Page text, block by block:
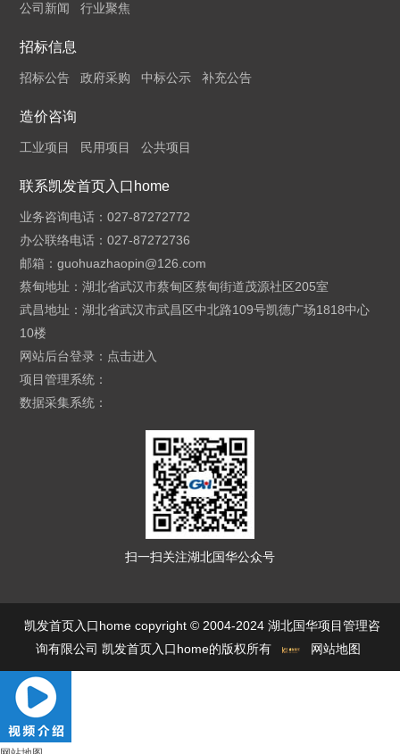
公司新闻 行业聚焦
招标信息
招标公告 政府采购 中标公示 补充公告
造价咨询
工业项目 民用项目 公共项目
联系凯发首页入口home
业务咨询电话：027-87272772
办公联络电话：027-87272736
邮箱：guohuazhaopin@126.com
蔡甸地址：湖北省武汉市蔡甸区蔡甸街道茂源社区205室
武昌地址：湖北省武汉市武昌区中北路109号凯德广场1818中心
10楼
网站后台登录： 点击进入
项目管理系统：
数据采集系统：
扫一扫关注湖北国华公众号
凯发首页入口home copyright © 2004-2024 湖北国华项目管理咨
询有限公司 凯发首页入口home的版权所有
网站地图